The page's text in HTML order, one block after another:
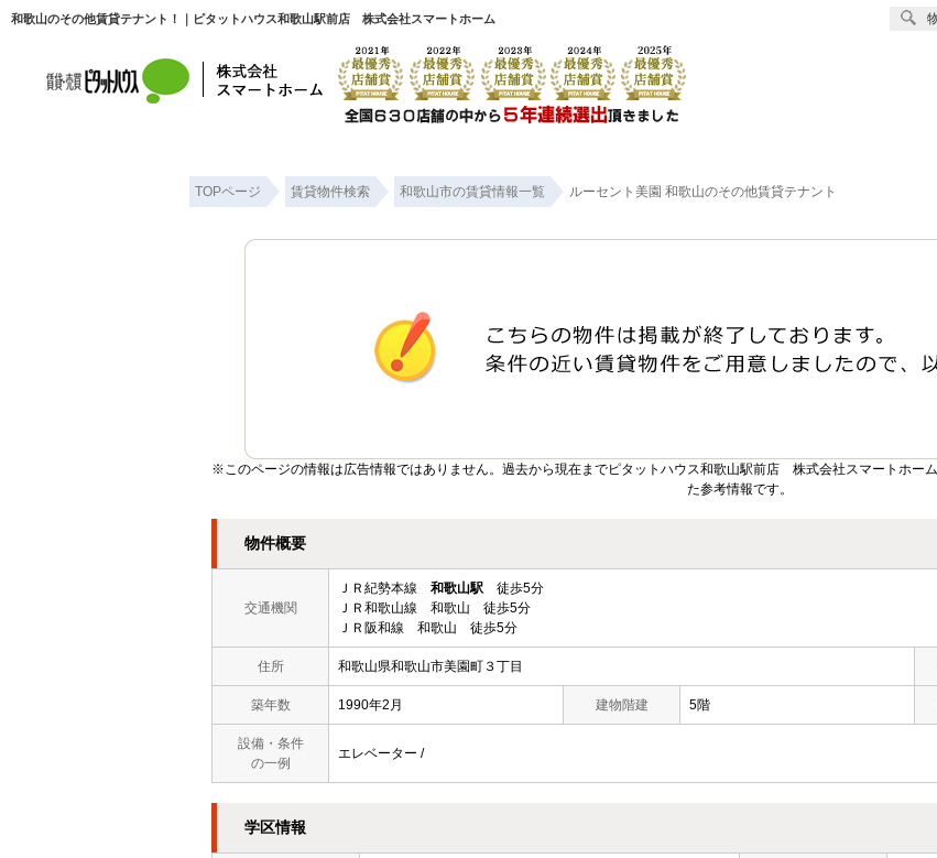
和歌山のその他賃貸テナント！｜ピタットハウス和歌山駅前店 株式会社スマートホーム
TOPページ 賃貸物件検索 和歌山市の賃貸情報一覧 ルーセント美園 和歌山のその他賃貸テナント
※このページの情報は広告情報ではありません。過去から現在までピタットハウス和歌山駅前店 株式会社スマートホー
た参考情報です。
物件概要
交通機関
ＪＲ紀勢本線 和歌山駅 徒歩5分
ＪＲ和歌山線 和歌山 徒歩5分
ＪＲ阪和線 和歌山 徒歩5分
住所 和歌山県和歌山市美園町３丁目
築年数 1990年2月 建物階建 5階
設備・条件
の一例
エレベーター /
学区情報